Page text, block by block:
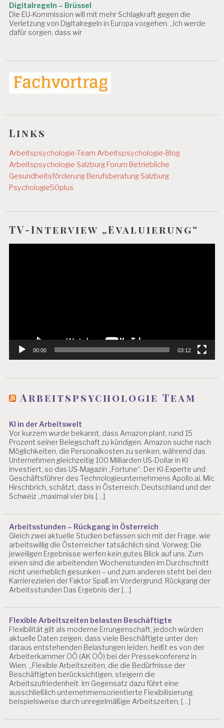
Digitalregeln – Brüssel
Die EU-Kommission will mit mehr Schlagkraft gegen die
Verletzung von Digitalregeln in Europa vorgehen. „Ich werde
dafür sorgen, dass wir
Links
Arbeitspsychologie-Team Arbeitspsychologie-Blog
Arbeitspsychologie Salzburg Forum Betriebliche
Gesundheitsförderung Berufsberatung Salzburg
Psychologie50plus
TV-Interview „Evaluierung“
00:00 03:12
Arbeitspsychologie Team
KI in der Arbeitswelt
Vor kurzem wurde bekannt, dass Amazon plant, rund 15
Prozent seiner Belegschaft zu kündigen. Amazon suche nach
Möglichkeiten, die Personalkosten zu senken, während das
Unternehmen gleichzeitig 100 Milliarden US-Dollar in KI
investiert, so das US-Magazin „Fortune“. Der KI-Experte und
Geschäftsführer des Technologieunternehmens Apollo.ai, Mic
Hirschbrich, schätzt, dass in Österreich, Deutschland und der
Schweiz „maximal vier bis […]
Arbeitsstunden – Rückgang in Österreich
Gleich zwei aktuelle Studien befassen sich mit der Frage, wie
arbeitswillig die Österreicher tatsächlich sind. Vorweg: Die
jeweiligen Ergebnisse werfen kein gutes Blick auf uns. Zum
einen sind die arbeitenden Wochenstunden im Durchschnitt
nicht unerheblich gesunken – und zum anderen steht bei den
Karrierezielen der Faktor Spaß im Vordergrund. Rückgang der
Arbeitsstunden Das Ergebnis der […]
Flexible Arbeitszeiten belasten Beschäftigte
Flexibilität gilt als moderne Errungenschaft, jedoch würden
aktuelle Daten zeigen, dass viele Beschäftigte unter den
daraus entstehenden Belastungen leiden, heißt es von der
Arbeiterkammer OÖ (AK OÖ) bei der Pressekonferenz in
Wien. „Flexible Arbeitszeiten, die die Bedürfnisse der
Beschäftigten berücksichtigen, steigern die
Arbeitszufriedenheit. Im Gegensatz dazu führt eine
ausschließlich unternehmensorientierte Flexibilisierung,
beispielsweise durch unregelmäßige Arbeitszeiten, […]